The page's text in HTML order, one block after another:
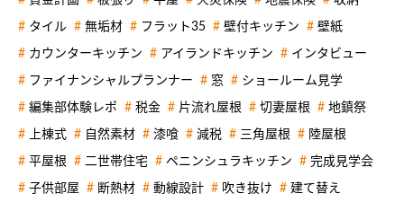
タイル 無垢材 フラット35 壁付キッチン 壁紙
カウンターキッチン アイランドキッチン インタビュー
ファイナンシャルプランナー 窓 ショールーム見学
編集部体験レポ 税金 片流れ屋根 切妻屋根 地鎮祭
上棟式 自然素材 漆喰 減税 三角屋根 陸屋根
平屋根 二世帯住宅 ペニンシュラキッチン 完成見学会
子供部屋 断熱材 動線設計 吹き抜け 建て替え